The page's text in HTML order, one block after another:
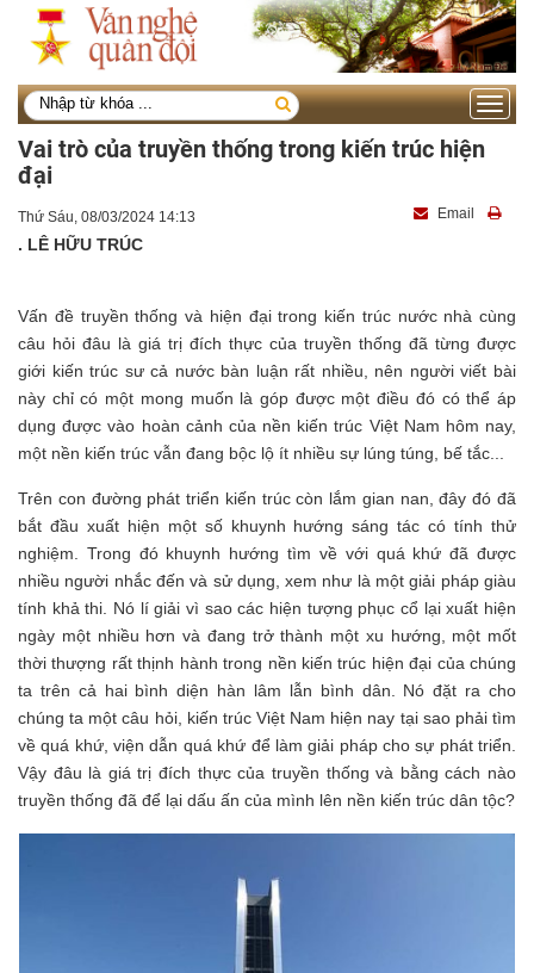
Toggle
Vai trò của truyền thống trong kiến trúc hiện
đại
Thứ Sáu, 08/03/2024 14:13 Email
. LÊ HỮU TRÚC
Vấn đề truyền thống và hiện đại trong kiến trúc nước nhà cùng
câu hỏi đâu là giá trị đích thực của truyền thống đã từng được
giới kiến trúc sư cả nước bàn luận rất nhiều, nên người viết bài
này chỉ có một mong muốn là góp được một điều đó có thể áp
dụng được vào hoàn cảnh của nền kiến trúc Việt Nam hôm nay,
một nền kiến trúc vẫn đang bộc lộ ít nhiều sự lúng túng, bế tắc...
Trên con đường phát triển kiến trúc còn lắm gian nan, đây đó đã
bắt đầu xuất hiện một số khuynh hướng sáng tác có tính thử
nghiệm. Trong đó khuynh hướng tìm về với quá khứ đã được
nhiều người nhắc đến và sử dụng, xem như là một giải pháp giàu
tính khả thi. Nó lí giải vì sao các hiện tượng phục cổ lại xuất hiện
ngày một nhiều hơn và đang trở thành một xu hướng, một mốt
thời thượng rất thịnh hành trong nền kiến trúc hiện đại của chúng
ta trên cả hai bình diện hàn lâm lẫn bình dân. Nó đặt ra cho
chúng ta một câu hỏi, kiến trúc Việt Nam hiện nay tại sao phải tìm
về quá khứ, viện dẫn quá khứ để làm giải pháp cho sự phát triển.
Vậy đâu là giá trị đích thực của truyền thống và bằng cách nào
truyền thống đã để lại dấu ấn của mình lên nền kiến trúc dân tộc?